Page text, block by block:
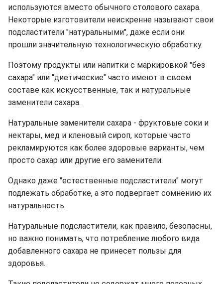
используются вместо обычного столового сахара.
Некоторые изготовители неискренне называют свои
подсластители "натуральными", даже если они
прошли значительную технологическую обработку.
Поэтому продукты или напитки с маркировкой "без
сахара" или "диетические" часто имеют в своем
составе как искусственные, так и натуральные
заменители сахара.
Натуральные заменители сахара - фруктовые соки и
нектары, мед и кленовый сироп, которые часто
рекламируются как более здоровые варианты, чем
просто сахар или другие его заменители.
Однако даже "естественные подсластители" могут
подлежать обработке, а это подвергает сомнению их
натуральность.
Натуральные подсластители, как правило, безопасны,
но важно понимать, что потребление любого вида
добавленного сахара не принесет пользы для
здоровья.